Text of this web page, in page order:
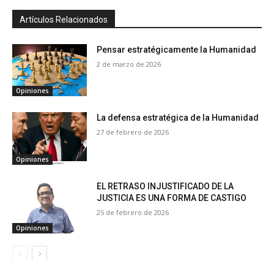
Artículos Relacionados
Opiniones
Pensar estratégicamente la Humanidad
2 de marzo de 2026
Opiniones
La defensa estratégica de la Humanidad
27 de febrero de 2026
Opiniones
EL RETRASO INJUSTIFICADO DE LA
JUSTICIA ES UNA FORMA DE CASTIGO
25 de febrero de 2026